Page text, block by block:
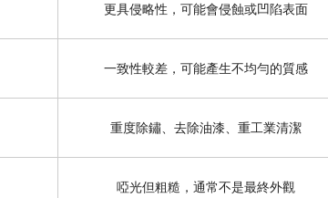
更具侵略性，可能會侵蝕或凹陷表面
一致性較差，可能產生不均勻的質感
重度除鏽、去除油漆、重工業清潔
啞光但粗糙，通常不是最終外觀